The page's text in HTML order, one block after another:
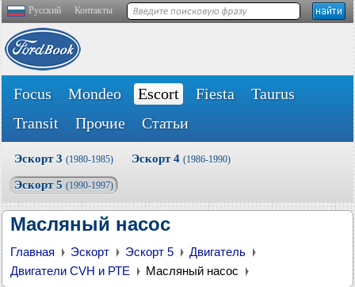
Русский Контакты
Focus Mondeo Escort Fiesta
Taurus
Transit
Прочие Статьи
Эскорт 3 (1980-1985) Эскорт 4 (1986-1990)
Эскорт 5 (1990-1997)
Масляный насос
Главная Эскорт Эскорт 5
Двигатель
Двигатели CVH и РТЕ
Масляный насос